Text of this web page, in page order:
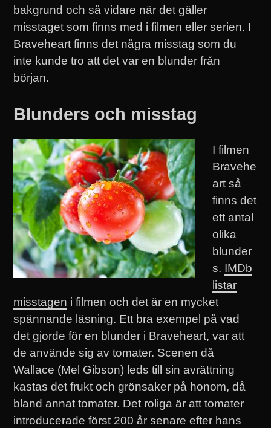
bakgrund och så vidare när det gäller
misstaget som finns med i filmen eller serien. I
Braveheart finns det några misstag som du
inte kunde tro att det var en blunder från
början.
Blunders och misstag
I filmen
Bravehe
art så
finns det
ett antal
olika
blunder
s. IMDb
listar
misstagen i filmen och det är en mycket
spännande läsning. Ett bra exempel på vad
det gjorde för en blunder i Braveheart, var att
de använde sig av tomater. Scenen då
Wallace (Mel Gibson) leds till sin avrättning
kastas det frukt och grönsaker på honom, då
bland annat tomater. Det roliga är att tomater
introducerade först 200 år senare efter hans